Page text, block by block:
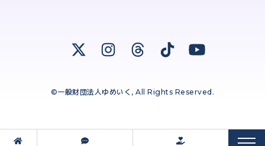
©一般財団法人ゆめいく, All Rights Reserved.